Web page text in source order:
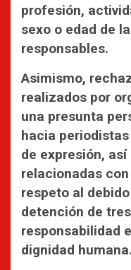
profesión,
sexo o edad de
responsables.
Asimismo,
realizados por
una presunta
hacia
de expresión,
relacionadas
respeto al
detención de
responsabilidad
dignidad humana.